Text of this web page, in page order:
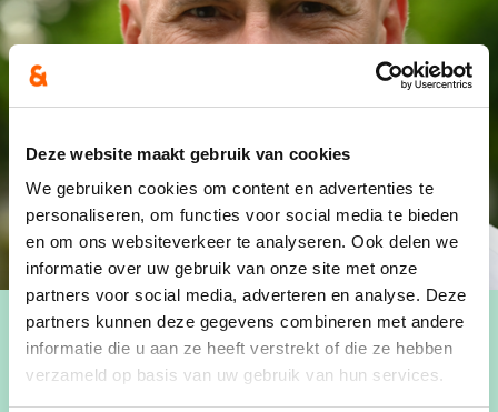
Deze website maakt gebruik van cookies
We gebruiken cookies om content en advertenties te
personaliseren, om functies voor social media te bieden
en om ons websiteverkeer te analyseren. Ook delen we
informatie over uw gebruik van onze site met onze
partners voor social media, adverteren en analyse. Deze
partners kunnen deze gegevens combineren met andere
informatie die u aan ze heeft verstrekt of die ze hebben
verzameld op basis van uw gebruik van hun services.